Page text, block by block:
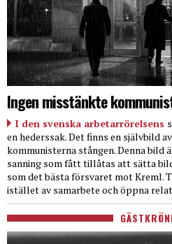
Ingen misstänkte
I den svenska arbetarrörelsens
en hederssak. Det finns en självbild
kommunisterna stången. Denna bild
sanning som fått tillåtas att sätta
som det bästa försvaret mot Kreml.
istället av samarbete och öppna